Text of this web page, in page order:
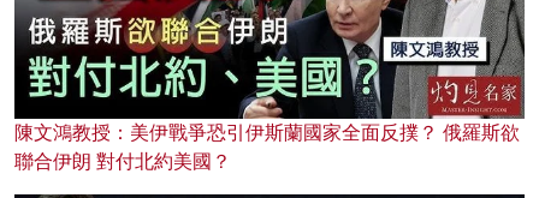
陳文鴻教授：美伊戰爭恐引伊斯蘭國家全面反撲？ 俄羅斯欲
聯合伊朗 對付北約美國？